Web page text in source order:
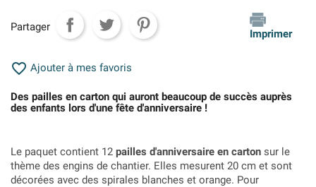
Partager
Imprimer
 Ajouter à mes favoris
Des pailles en carton qui auront beaucoup de succès auprès
des enfants lors d'une fête d'anniversaire !
Le paquet contient 12 pailles d'anniversaire en carton sur le
thème des engins de chantier. Elles mesurent 20 cm et sont
décorées avec des spirales blanches et orange. Pour